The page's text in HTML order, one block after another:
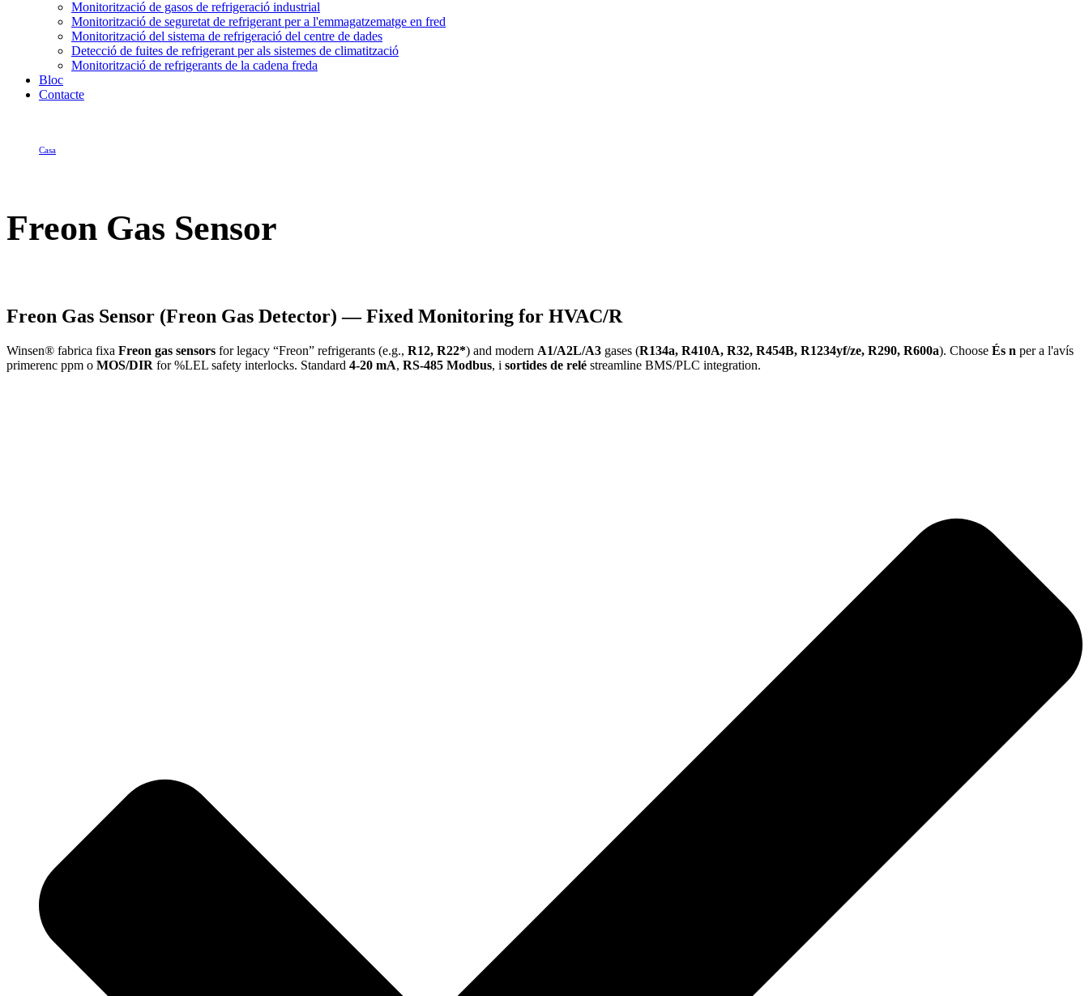
Monitorització de gasos de refrigeració industrial
Monitorització de seguretat de refrigerant per a l'emmagatzematge en fred
Monitorització del sistema de refrigeració del centre de dades
Detecció de fuites de refrigerant per als sistemes de climatització
Monitorització de refrigerants de la cadena freda
Bloc
Contacte
Casa
Freon Gas Sensor
Freon Gas Sensor (Freon Gas Detector) — Fixed Monitoring for HVAC/R
Winsen® fabrica fixa Freon gas sensors for legacy “Freon” refrigerants (e.g., R12, R22*) and modern A1/A2L/A3 gases (R134a, R410A, R32, R454B, R1234yf/ze, R290, R600a). Choose És n per a l'avís
primerenc ppm o MOS/DIR for %LEL safety interlocks. Standard 4-20 mA, RS-485 Modbus, i sortides de relé streamline BMS/PLC integration.